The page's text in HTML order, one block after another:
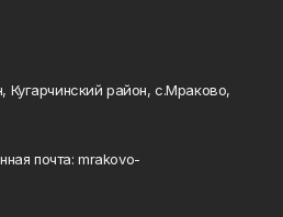
Кугарчинский район, с.Мраково,
почта: mrakovo-